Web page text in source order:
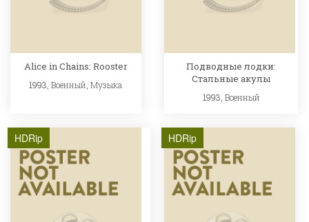
Alice in Chains: Rooster
1993,Военный ,Музыка
Подводные лодки:
Стальные акулы
1993, Военный
HDRip HDRip